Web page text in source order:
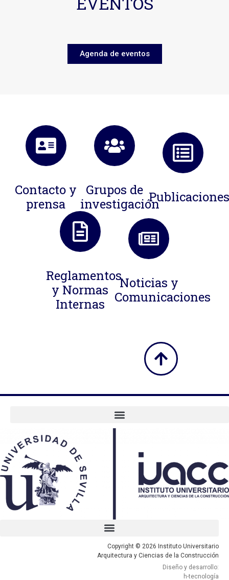
Agenda de eventos
Contacto y
prensa
Grupos de
investigación
Reglamentos
y Normas
Internas
Noticias y
Comunicaciones
Copyright © 2026 Instituto Universitario
Arquitectura y Ciencias de la Construcción
Diseño y desarrollo:
h-tecnología